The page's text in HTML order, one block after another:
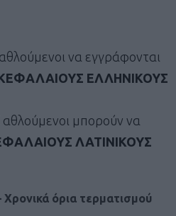
να εγγράφονται
ΕΛΛΗΝΙΚΟΥΣ
μπορούν να
ΛΑΤΙΝΙΚΟΥΣ
όρια τερματισμού